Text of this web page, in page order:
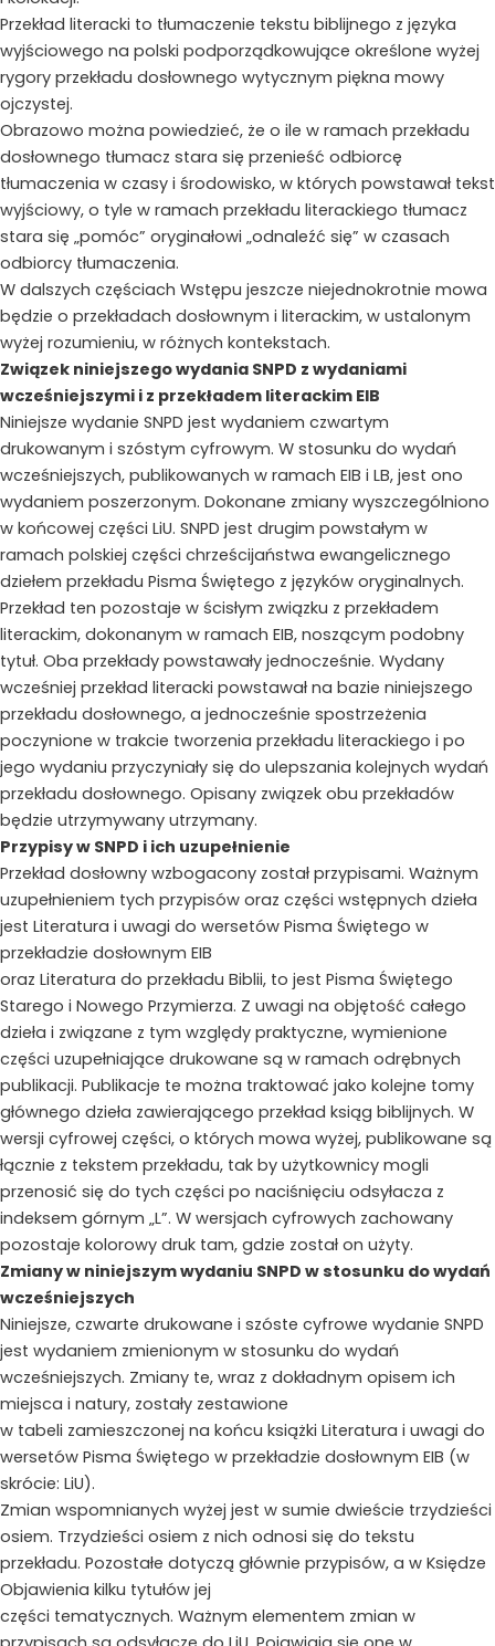
Przekład literacki to tłumaczenie tekstu biblijnego z języka
wyjściowego na polski podporządkowujące określone wyżej
rygory przekładu dosłownego wytycznym piękna mowy
ojczystej.
Obrazowo można powiedzieć, że o ile w ramach przekładu
dosłownego tłumacz stara się przenieść odbiorcę
tłumaczenia w czasy i środowisko, w których powstawał tekst
wyjściowy, o tyle w ramach przekładu literackiego tłumacz
stara się „pomóc” oryginałowi „odnaleźć się” w czasach
odbiorcy tłumaczenia.
W dalszych częściach Wstępu jeszcze niejednokrotnie mowa
będzie o przekładach dosłownym i literackim, w ustalonym
wyżej rozumieniu, w różnych kontekstach.
Związek niniejszego wydania SNPD z wydaniami
wcześniejszymi i z przekładem literackim EIB
Niniejsze wydanie SNPD jest wydaniem czwartym
drukowanym i szóstym cyfrowym. W stosunku do wydań
wcześniejszych, publikowanych w ramach EIB i LB, jest ono
wydaniem poszerzonym. Dokonane zmiany wyszczególniono
w końcowej części LiU. SNPD jest drugim powstałym w
ramach polskiej części chrześcijaństwa ewangelicznego
dziełem przekładu Pisma Świętego z języków oryginalnych.
Przekład ten pozostaje w ścisłym związku z przekładem
literackim, dokonanym w ramach EIB, noszącym podobny
tytuł. Oba przekłady powstawały jednocześnie. Wydany
wcześniej przekład literacki powstawał na bazie niniejszego
przekładu dosłownego, a jednocześnie spostrzeżenia
poczynione w trakcie tworzenia przekładu literackiego i po
jego wydaniu przyczyniały się do ulepszania kolejnych wydań
przekładu dosłownego. Opisany związek obu przekładów
będzie utrzymywany utrzymany.
Przypisy w SNPD i ich uzupełnienie
Przekład dosłowny wzbogacony został przypisami. Ważnym
uzupełnieniem tych przypisów oraz części wstępnych dzieła
jest Literatura i uwagi do wersetów Pisma Świętego w
przekładzie dosłownym EIB
oraz Literatura do przekładu Biblii, to jest Pisma Świętego
Starego i Nowego Przymierza. Z uwagi na objętość całego
dzieła i związane z tym względy praktyczne, wymienione
części uzupełniające drukowane są w ramach odrębnych
publikacji. Publikacje te można traktować jako kolejne tomy
głównego dzieła zawierającego przekład ksiąg biblijnych. W
wersji cyfrowej części, o których mowa wyżej, publikowane są
łącznie z tekstem przekładu, tak by użytkownicy mogli
przenosić się do tych części po naciśnięciu odsyłacza z
indeksem górnym „L”. W wersjach cyfrowych zachowany
pozostaje kolorowy druk tam, gdzie został on użyty.
Zmiany w niniejszym wydaniu SNPD w stosunku do wydań
wcześniejszych
Niniejsze, czwarte drukowane i szóste cyfrowe wydanie SNPD
jest wydaniem zmienionym w stosunku do wydań
wcześniejszych. Zmiany te, wraz z dokładnym opisem ich
miejsca i natury, zostały zestawione
w tabeli zamieszczonej na końcu książki Literatura i uwagi do
wersetów Pisma Świętego w przekładzie dosłownym EIB (w
skrócie: LiU).
Zmian wspomnianych wyżej jest w sumie dwieście trzydzieści
osiem. Trzydzieści osiem z nich odnosi się do tekstu
przekładu. Pozostałe dotyczą głównie przypisów, a w Księdze
Objawienia kilku tytułów jej
części tematycznych. Ważnym elementem zmian w